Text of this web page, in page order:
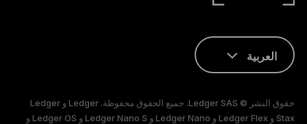
العربية
FRANÇAIS
حقوق النشر © Ledger SAS. جميع الحقوق محفوظة. Ledger و Ledger
Stax و Ledger Flex و Ledger Nano و Ledger Nano S و Ledger OS و